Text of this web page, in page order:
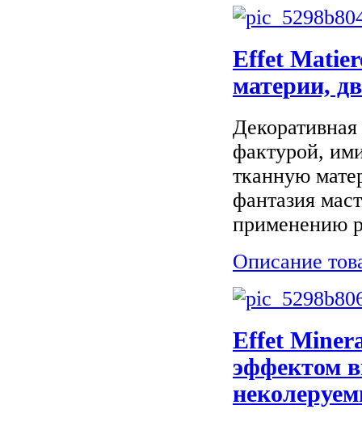
Effet
материи,
фактурой,
тканную
фантазия
применению
Описание
Effet
эффектом